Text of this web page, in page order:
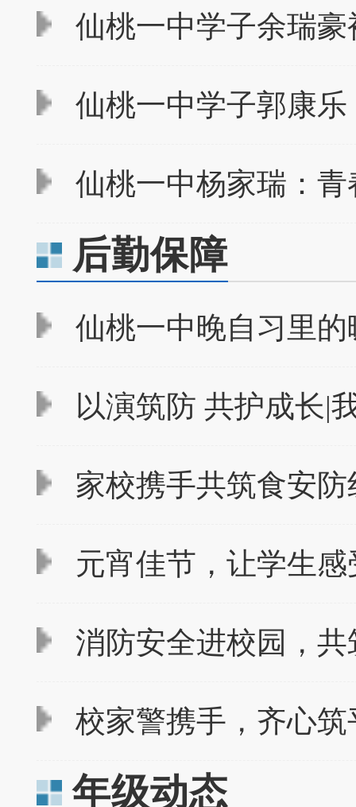
仙桃一中学子余瑞豪
仙桃一中学子郭康乐
仙桃一中杨家瑞：青
后勤保障
仙桃一中晚自习里的
以演筑防 共护成长|
家校携手共筑食安防
元宵佳节，让学生感
消防安全进校园，共
校家警携手，齐心筑
年级动态